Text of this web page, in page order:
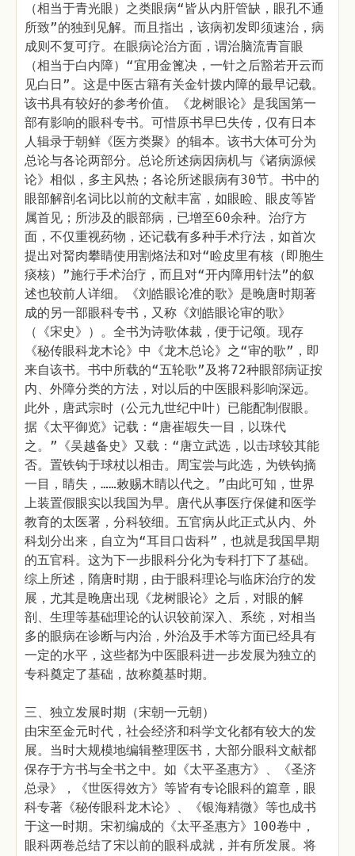
（相当于青光眼）之类眼病“皆从内肝管缺，眼孔不通
所致”的独到见解。而且指出，该病初发即须速治，病
成则不复可疗。在眼病论治方面，谓治脑流青盲眼
（相当于白内障）“宜用金篦决，一针之后豁若开云而
见白日”。这是中医古籍有关金针拨内障的最早记载。
该书具有较好的参考价值。《龙树眼论》是我国第一
部有影响的眼科专书。可惜原书早巳失传，仅有日本
人辑录于朝鲜《医方类聚》的辑本。该书大体可分为
总论与各论两部分。总论所述病因病机与《诸病源候
论》相似，多主风热；各论所述眼病有30节。书中的
眼部解剖名词比以前的文献丰富，如眼睑、眼皮等皆
属首见；所涉及的眼部病，已增至60余种。治疗方
面，不仅重视药物，还记载有多种手术疗法，如首次
提出对胬肉攀睛使用割烙法和对“睑皮里有核（即胞生
痰核）”施行手术治疗，而且对“开内障用针法”的叙
述也较前人详细。《刘皓眼论准的歌》是晚唐时期著
成的另一部眼科专书，又称《刘皓眼论审的歌》
（《宋史》）。全书为诗歌体裁，便于记颂。现存
《秘传眼科龙木论》中《龙木总论》之“审的歌”，即
来自该书。书中所载的“五轮歌”及将72种眼部病证按
内、外障分类的方法，对以后的中医眼科影响深远。
此外，唐武宗时（公元九世纪中叶）已能配制假眼。
据《太平御览》记载：“唐崔嘏失一目，以珠代
之。”《吴越备史》又载：“唐立武选，以击球较其能
否。置铁钩于球杖以相击。周宝尝与此选，为铁钩摘
一目，睛失，……敕赐木睛以代之。”由此可知，世界
上装置假眼实以我国为早。唐代从事医疗保健和医学
教育的太医署，分科较细。五官病从此正式从内、外
科划分出来，自立为“耳目口齿科”，也就是我国早期
的五官科。这为下一步眼科分化为专科打下了基础。
综上所述，隋唐时期，由于眼科理论与临床治疗的发
展，尤其是晚唐出现《龙树眼论》之后，对眼的解
剖、生理等基础理论的认识较前深入、系统，对相当
多的眼病在诊断与内治，外治及手术等方面已经具有
一定的水平，这些都为中医眼科进一步发展为独立的
专科奠定了基础，故称奠基时期。
三、独立发展时期（宋朝一元朝）
由宋至金元时代，社会经济和科学文化都有较大的发
展。当时大规模地编辑整理医书，大部分眼科文献都
保存于方书与全书之中。如《太平圣惠方》、《圣济
总录》，《世医得效方》等皆有专论眼科的篇章，眼
科专著《秘传眼科龙木论》、《银海精微》等也成书
于这一时期。宋初编成的《太平圣惠方》100卷中，
眼科两卷总结了宋以前的眼科成就，并有所发展。将